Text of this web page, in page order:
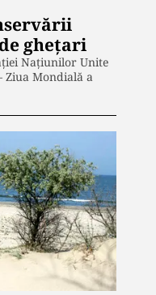
ghețari
Națiunilor Unite
Ziua Mondială a